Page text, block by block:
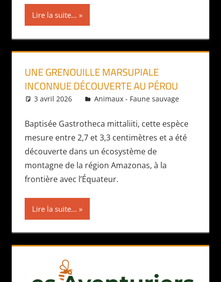
Lire la suite...
UNE GRENOUILLE MARSUPIALE
INCONNUE DÉCOUVERTE AU PÉROU
3 avril 2026 Daniel
Animaux - Faune sauvage
Baptisée Gastrotheca mittaliiti, cette espèce
mesure entre 2,7 et 3,3 centimètres et a été
découverte dans un écosystème de
montagne de la région Amazonas, à la
frontière avec l’Équateur.
Lire la suite...